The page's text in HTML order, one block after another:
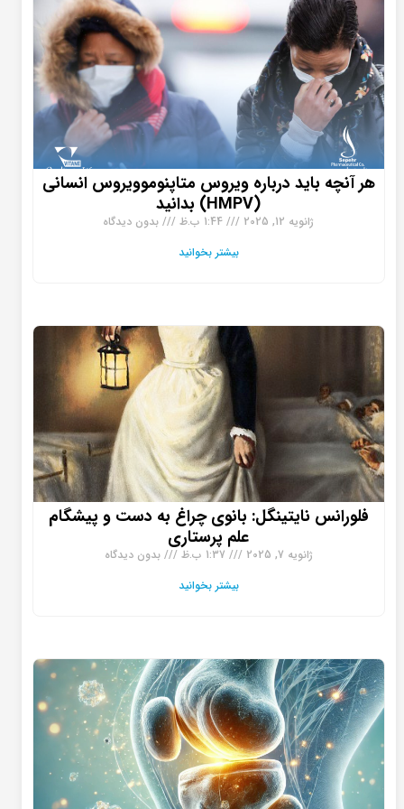
هر آنچه باید درباره ویروس متاپنوموویروس انسانی
(HMPV) بدانید
ژانویه 12, 2025
بدون دیدگاه
بیشتر بخوانید
فلورانس نایتینگل: بانوی چراغ به دست و پیشگام
علم پرستاری
ژانویه 7, 2025
بدون دیدگاه
بیشتر بخوانید